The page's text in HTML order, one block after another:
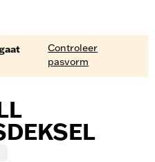
Controleer
pasvorm